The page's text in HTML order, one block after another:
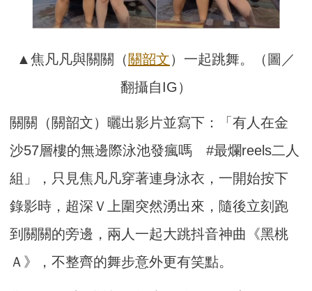
▲焦凡凡與關關（ 關韶文）一起跳舞。（圖／
翻攝自IG）
關關（關韶文）曬出影片並寫下：「有人在金
沙57層樓的無邊際泳池發瘋嗎 #最爛reels二人
組」，只見焦凡凡穿著連身泳衣，一開始按下
錄影時，超深Ｖ上圍突然湧出來，隨後立刻跑
到關關的旁邊，兩人一起大跳抖音神曲《黑桃
Ａ》，不整齊的舞步意外更有笑點。